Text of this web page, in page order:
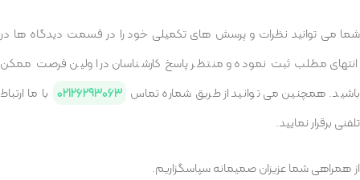
شما می توانید نظرات و پرسش های تکمیلی خود را در قسمت دیدگاه ها در
انتهای مطلب ثبت نموده و منتظر پاسخ کارشناسان در اولین فرصت ممکن
باشید. همچنین می توانید از طریق شماره تماس 02126293063 با ما ارتباط
تلفنی برقرار نمایید.
از همراهی شما عزیزان صمیمانه سپاسگزاریم.